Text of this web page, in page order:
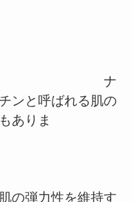
ンと呼ばれる肌の
ありま
力性を維持す